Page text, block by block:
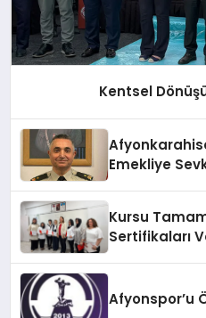
Kentsel
Emekliye
Kursu
Sertifikaları
Afyonspor’u